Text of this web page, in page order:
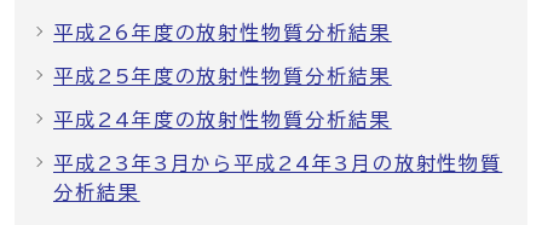
平成26年度の放射性物質分析結果
平成25年度の放射性物質分析結果
平成24年度の放射性物質分析結果
平成23年3月から平成24年3月の放射性物質
分析結果